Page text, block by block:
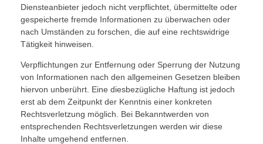
Wer ist Malzauber?
Malzauber Blog
Datenschutzerklärung
Diensteanbieter jedoch nicht verpflichtet, übermittelte oder
gespeicherte fremde Informationen zu überwachen oder
nach Umständen zu forschen, die auf eine rechtswidrige
Tätigkeit hinweisen.
Verpflichtungen zur Entfernung oder Sperrung der Nutzung
von Informationen nach den allgemeinen Gesetzen bleiben
hiervon unberührt. Eine diesbezügliche Haftung ist jedoch
erst ab dem Zeitpunkt der Kenntnis einer konkreten
Rechtsverletzung möglich. Bei Bekanntwerden von
entsprechenden Rechtsverletzungen werden wir diese
Inhalte umgehend entfernen.